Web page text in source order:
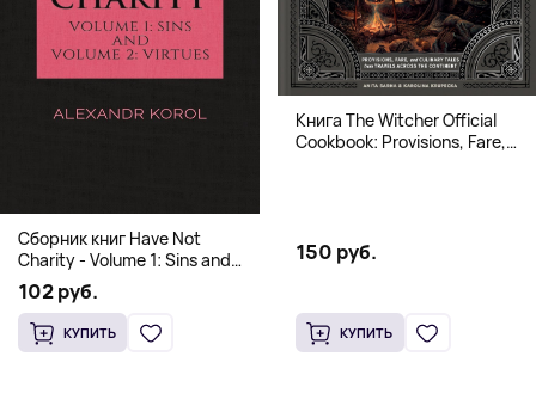
Сборник книг Have Not
Charity - Volume 1: Sins and
Volume 2: Virtues
102 руб.
КУПИТЬ
Книга The Witcher Official
Cookbook: Provisions, Fare,
150 руб.
КУПИТЬ